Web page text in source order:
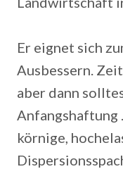
Er eignet sich
Ausbessern.
aber dann
Anfangshaftung
körnige,